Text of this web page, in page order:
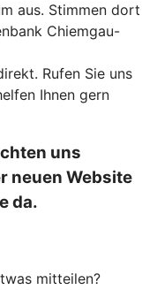
aus. Stimmen dort
Chiemgau-
Rufen Sie uns
Ihnen gern
uns
neuen Website
da.
mitteilen?